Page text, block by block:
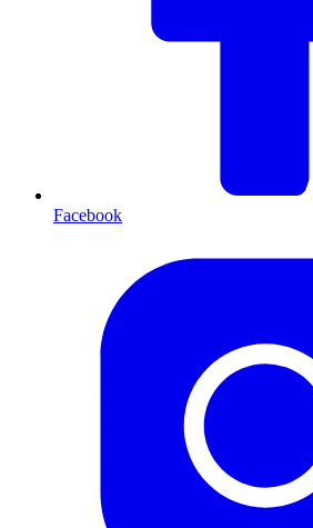
Facebook